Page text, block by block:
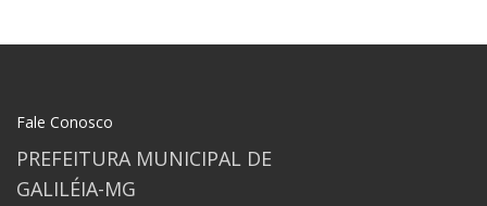
Fale Conosco
PREFEITURA MUNICIPAL DE
GALILÉIA-MG